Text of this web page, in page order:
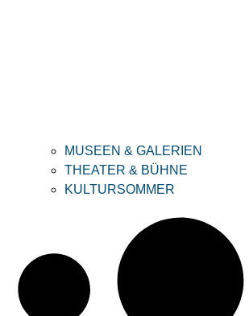
MUSEEN & GALERIEN
THEATER & BÜHNE
KULTURSOMMER